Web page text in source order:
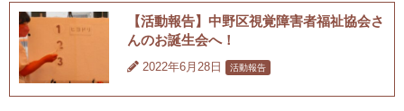
【活動報告】中野区視覚障害者福祉協会さ
んのお誕生会へ！
2022年6月28日 活動報告